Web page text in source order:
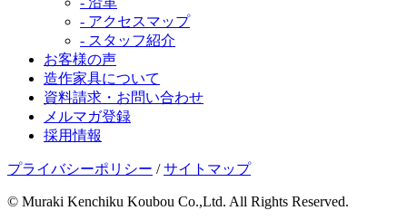
- アクセスマップ
- スタッフ紹介
お客様の声
造作家具について
資料請求・お問い合わせ
メルマガ登録
採用情報
プライバシーポリシー /サイトマップ
© Muraki Kenchiku Koubou Co.,Ltd. All Rights Reserved.